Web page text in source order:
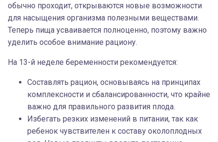
обычно проходит, открываются новые возможности
для насыщения организма полезными веществами.
Теперь пища усваивается полноценно, поэтому важно
уделить особое внимание рациону.
На 13-й неделе беременности рекомендуется:
Составлять рацион, основываясь на принципах
комплексности и сбалансированности, что крайне
важно для правильного развития плода.
Избегать резких изменений в питании, так как
ребенок чувствителен к составу околоплодных